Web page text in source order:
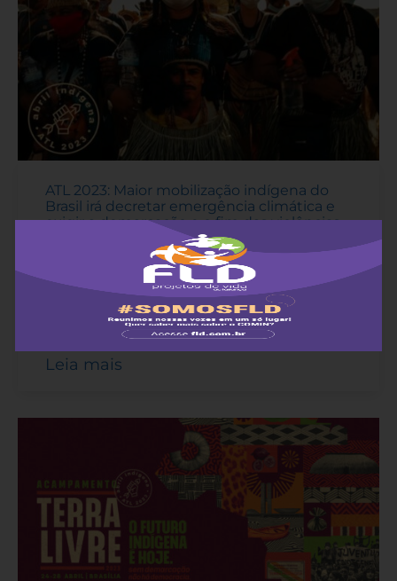
ATL 2023: Maior mobilização indígena do
Brasil irá decretar emergência climática e
exigir a demarcação e o fim das violências
No Dia dos Povos Indígenas, 19 de abril, Apib
lança programação da 19ª edição do
Acampamento Terra Livre.
Leia mais